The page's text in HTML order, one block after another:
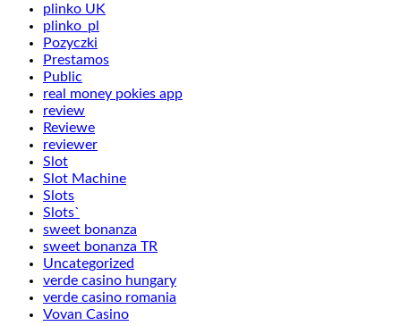
plinko UK
plinko_pl
Pozyczki
Prestamos
Public
real money pokies app
review
Reviewe
reviewer
Slot
Slot Machine
Slots
Slots`
sweet bonanza
sweet bonanza TR
Uncategorized
verde casino hungary
verde casino romania
Vovan Casino